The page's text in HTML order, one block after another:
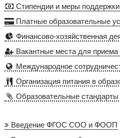
Стипендии и меры
Платные образовательные
Финансово-хозяйственная
Вакантные места для
Международное
Организация питания в
Образовательные стандарты
Введение ФГОС СОО и ФООП